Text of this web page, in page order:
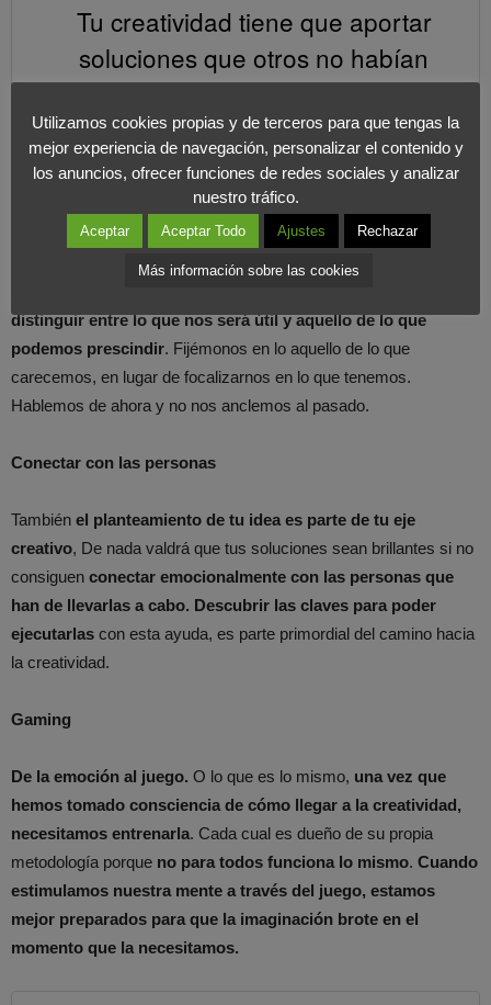
Tu creatividad tiene que aportar
soluciones que otros no habían
vislumbrado antes.
Observa, observa, observa
La información es poder. Por eso,
generar criterios en base a
la minuciosa observación detallada de todos los procesos y
distinguir entre lo que nos será útil y aquello de lo que
podemos prescindir. Fijémonos en lo aquello de lo que
carecemos, en lugar de focalizarnos en lo que tenemos.
Hablemos de ahora y no nos anclemos al pasado.
Conectar con las personas
También el planteamiento de tu idea es parte de tu eje
creativo, De nada valdrá que tus soluciones sean brillantes si no
consiguen conectar emocionalmente con las personas que
han de llevarlas a cabo. Descubrir las claves para poder
ejecutarlas con esta ayuda, es parte primordial del camino hacia
la creatividad.
Gaming
De la emoción al juego. O lo que es lo mismo, una vez que
hemos tomado consciencia de cómo llegar a la creatividad,
necesitamos entrenarla. Cada cual es dueño de su propia
metodología porque no para todos funciona lo mismo. Cuando
estimulamos nuestra mente a través del juego, estamos
mejor preparados para que la imaginación brote en el
momento que la necesitamos.
Utilizamos cookies propias y de terceros para que tengas la
mejor experiencia de navegación, personalizar el contenido y
los anuncios, ofrecer funciones de redes sociales y analizar
nuestro tráfico.
Aceptar Aceptar Todo Ajustes Rechazar
Más información sobre las cookies